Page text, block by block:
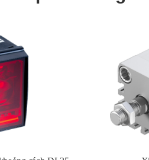
485).
hoặc module nhỏ gọn.
cho các ứng dụng không yêu cầu
cáp CC-Link theo đúng sơ đồ
giao thức mạng tốc độ cao của